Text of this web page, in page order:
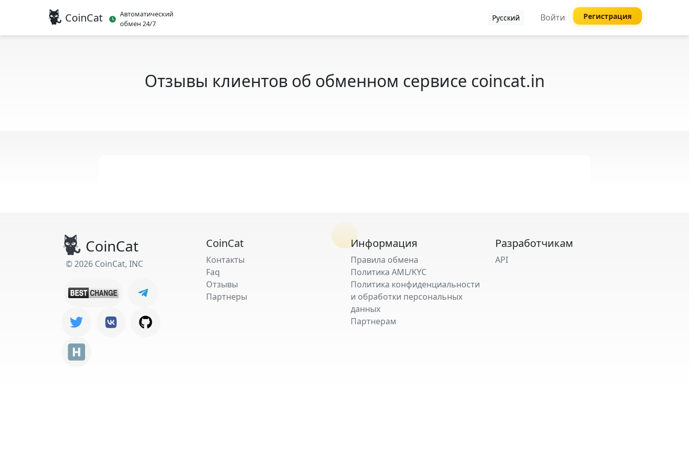
CoinCat
Автоматический
обмен 24/7
Русский Войти Регистрация
Отзывы клиентов об обменном сервисе coincat.in
CoinCat
© 2026 CoinCat, INC
CoinCat
Контакты
Faq
Отзывы
Партнеры
Информация
Правила обмена
Политика AML/KYC
Политика конфиденциальности
и обработки персональных
данных
Партнерам
Разработчикам
API